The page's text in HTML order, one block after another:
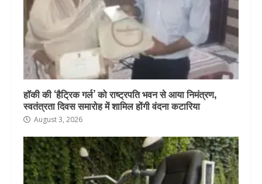
हॉकी की ‘हैट्रिक गर्ल’ को राष्ट्रपति भवन से आया निमंत्रण,
स्वतंत्रता दिवस समारोह में शामिल होंगी वंदना कटारिया
August 3, 2026